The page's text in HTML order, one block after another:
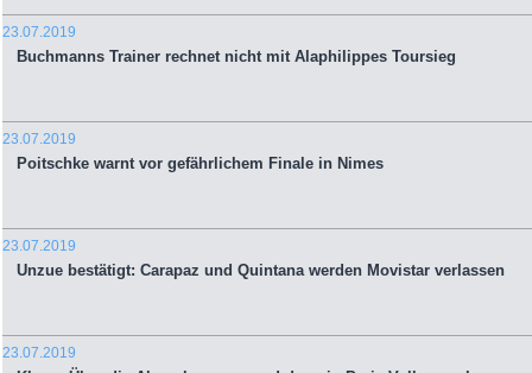
23.07.2019
Buchmanns Trainer rechnet nicht mit Alaphilippes Toursieg
23.07.2019
Poitschke warnt vor gefährlichem Finale in Nimes
23.07.2019
Unzue bestätigt: Carapaz und Quintana werden Movistar verlassen
23.07.2019